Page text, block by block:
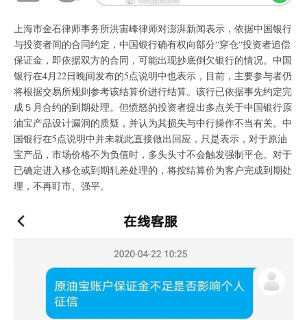
上海市金石律师事务所洪宙峰律师对澎湃新闻表示，依据中国银行
与投资者间的合同约定，中国银行确有权向部分“穿仓“投资者追偿
保证金，即依据双方的合同，可能出现抄底倒欠银行的情况。中国
银行在4月22日晚间发布的5点说明中也表示，目前，主要参与者仍
将根据交易所规则参考该结算价进行结算。该行已依据事先约定完
成５月合约的到期处理。但愤怒的投资者提出多点关于中国银行原
油宝产品设计漏洞的质疑，并认为其损失与中行操作不当有关。中
国银行在5点说明中并未就此直接做出回应，只是表示，对于原油
宝产品，市场价格不为负值时，多头头寸不会触发强制平仓。对于
已确定进入移仓或到期轧差处理的，将按结算价为客户完成到期处
理，不再盯市、强平。